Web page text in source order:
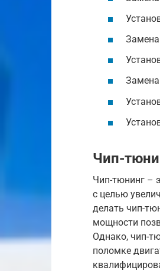
Замена
Чип-
Чип-тюнинг –
с целью
делать чип-
мощности
Однако, чип-
поломке